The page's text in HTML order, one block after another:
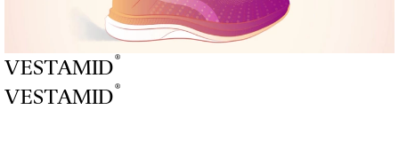
黃以媜
商務經理
高性能聚合物
VESTAMID®
VESTAMID®